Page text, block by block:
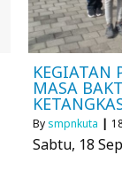
KEGIATAN
MASA
By smpnkuta |
Sabtu, 18